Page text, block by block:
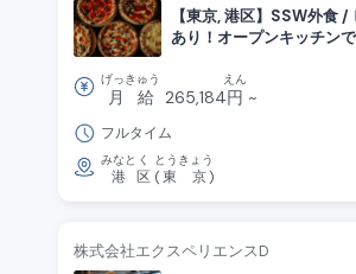
【東京, 港区】SSW外食 /
あり！オープンキッチン
月給
げっきゅう
265,184円
えん
~
フルタイム
港
みなと
区
く
(東京
とうきょう
)
株式会社エクスペリエンスD